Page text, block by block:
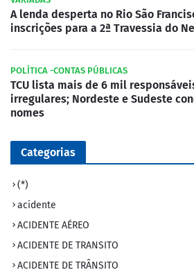
A lenda desperta no Rio São
inscrições para a 2ª Travessia do
POLÍTICA -CONTAS PÚBLICAS
TCU lista mais de 6 mil
irregulares; Nordeste e Sudeste
nomes
Categorias
(*)
acidente
ACIDENTE AÉREO
ACIDENTE DE TRANSITO
ACIDENTE DE TRÂNSITO